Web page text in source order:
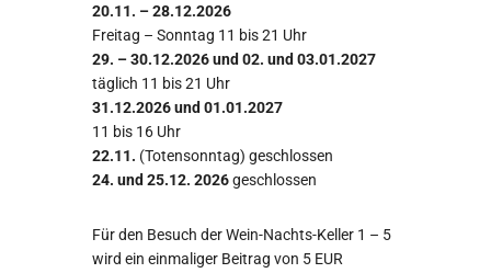
20.11. – 28.12.2026
Freitag – Sonntag 11 bis 21 Uhr
29. – 30.12.2026 und 02. und 03.01.2027
täglich 11 bis 21 Uhr
31.12.2026 und 01.01.2027
11 bis 16 Uhr
22.11. (Totensonntag) geschlossen
24. und 25.12. 2026geschlossen
Für den Besuch der Wein-Nachts-Keller 1 – 5
wird ein einmaliger Beitrag von 5 EUR